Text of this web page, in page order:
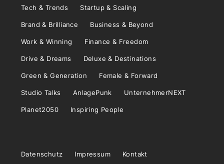
Tech & Trends Startup & Scaling
Brand & Brilliance Business & Beyond
Work & Winning Finance & Freedom
Drive & Dreams Deluxe & Destinations
Green & Generation Female & Forward
Studio Talks AnlagePunk UnternehmerNEXT
Planet2050 Inspiring People
Datenschutz Impressum Kontakt